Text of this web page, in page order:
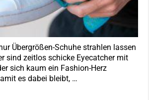
Übergrößen-Schuhe strahlen lassen
sind zeitlos schicke Eyecatcher mit
sich kaum ein Fashion-Herz
es dabei bleibt, …